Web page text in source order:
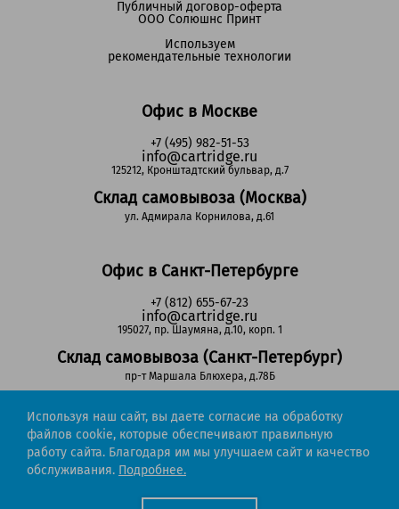
Офис в Москве
+7 (495) 982-51-53
info@cartridge.ru
125212, Кронштадтский бульвар, д.7
Склад самовывоза (Москва)
ул. Адмирала Корнилова, д.61
Офис в Санкт-Петербурге
+7 (812) 655-67-23
info@cartridge.ru
195027, пр. Шаумяна, д.10, корп. 1
Склад самовывоза (Санкт-Петербург)
пр-т Маршала Блюхера, д.78Б
Регионы РФ
8-800-302-51-53
(звонок бесплатный)
Публичный договор-оферта
ООО Солюшнс Принт
Используем
рекомендательные технологии
Используя наш сайт, вы даете согласие на обработку
файлов cookie, которые обеспечивают правильную
работу сайта. Благодаря им мы улучшаем сайт и качество
обслуживания. Подробнее.